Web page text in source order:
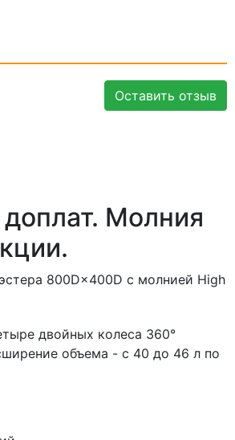
Оставить отзыв
Молния
800D×400D с молнией High
двойных колеса 360°
объема - с 40 до 46 л по